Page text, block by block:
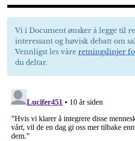
Vi i Document ønsker å legge til
interessant og høvisk debatt om
Vennligst les våre retningslinjer
du deltar.